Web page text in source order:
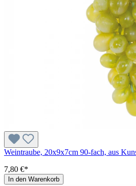
Weintraube, 20x9x7cm 90-fach, aus
7,80 €*
In den Warenkorb